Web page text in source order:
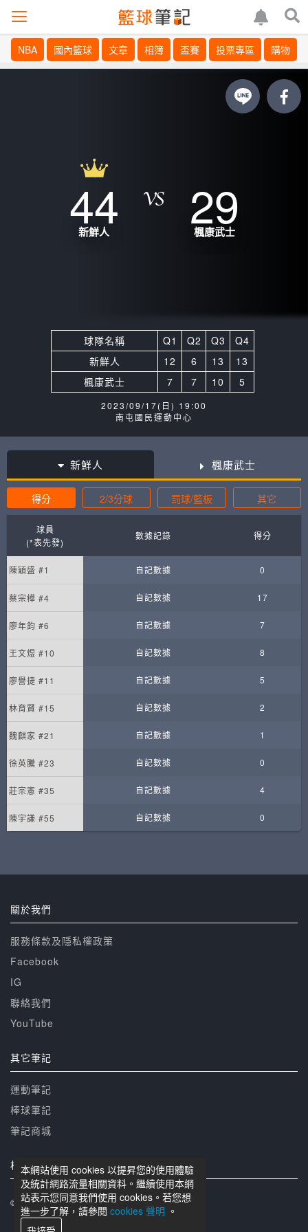
NBA 國內籃球 文章 相簿 盃賽 投票專區 購物
44
新鮮人 29
楓康武士
球隊名稱 Q1 Q2 Q3
Q4
新鮮人
12 6 13
13
楓康武士
7 7 10 5
2023/09/17(日) 19:00
南屯國民運動中心
新鮮人 楓康武士
得分 2/3分球 罰球/籃板 其它
球員
(*表先發)
數據記錄 得分
陳穎盛 #1 自記數據 0
蔡宗樺 #4 自記數據 17
廖年鈞 #6 自記數據 7
王文煜 #10 自記數據 8
廖譽捷 #11 自記數據 5
林育賢 #15 自記數據 2
魏麒家 #21 自記數據 1
徐英騰 #23 自記數據 0
莊宗憲 #35 自記數據 4
陳宇謙 #55 自記數據 0
本網站使用 cookies 以提昇您的使用體驗
及統計網路流量相關資料。繼續使用本網
站表示您同意我們使用 cookies。若您想
進一步了解，請參閱 cookies 聲明 。
關於我們
服務條款及隱私權政策
Facebook
IG
聯絡我們
YouTube
其它筆記
運動筆記
棒球筆記
筆記商城
相關網站
© 籃球筆記 版權所有